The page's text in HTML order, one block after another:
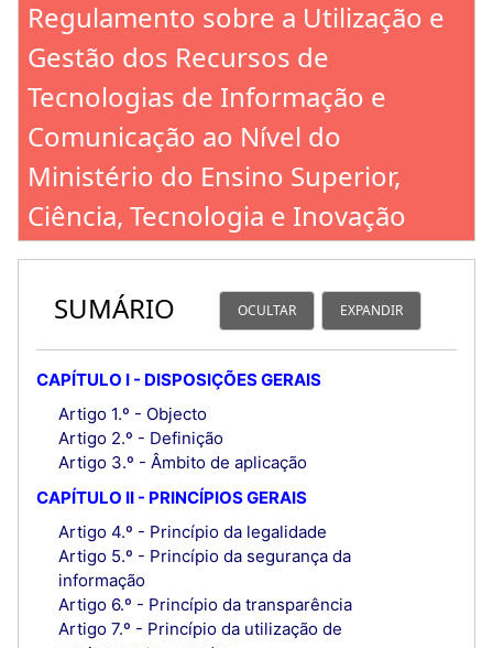
Regulamento sobre a Utilização e
Gestão dos Recursos de
Tecnologias de Informação e
Comunicação ao Nível do
Ministério do Ensino Superior,
Ciência, Tecnologia e Inovação
SUMÁRIO OCULTAR EXPANDIR
CAPÍTULO I - DISPOSIÇÕES GERAIS
Artigo 1.º - Objecto
Artigo 2.º - Definição
Artigo 3.º - Âmbito de aplicação
CAPÍTULO II - PRINCÍPIOS GERAIS
Artigo 4.º - Princípio da legalidade
Artigo 5.º - Princípio da segurança da
informação
Artigo 6.º - Princípio da transparência
Artigo 7.º - Princípio da utilização de